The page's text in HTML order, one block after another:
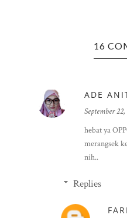
16
ADE
September
hebat ya
merangsek
nih..
Replies